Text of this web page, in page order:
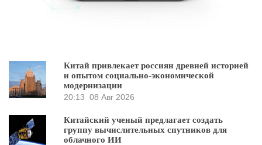
Китай привлекает россиян древней историей
и опытом социально-экономической
модернизации
20:13 08 Авг 2026
Китайский ученый предлагает создать
группу вычислительных спутников для
облачного ИИ